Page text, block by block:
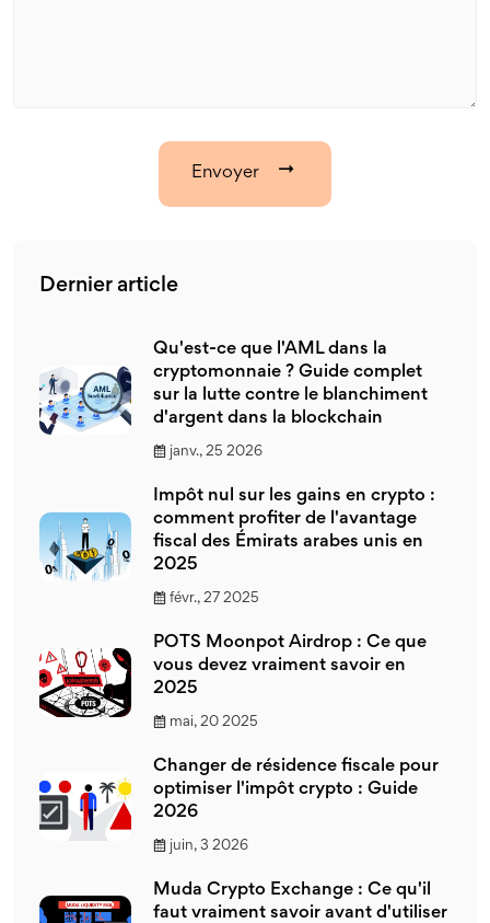
Envoyer
Dernier article
Qu'est-ce que l'AML dans la
cryptomonnaie ? Guide complet
sur la lutte contre le blanchiment
d'argent dans la blockchain
janv., 25 2026
Impôt nul sur les gains en crypto :
comment profiter de l'avantage
fiscal des Émirats arabes unis en
2025
févr., 27 2025
POTS Moonpot Airdrop : Ce que
vous devez vraiment savoir en
2025
mai, 20 2025
Changer de résidence fiscale pour
optimiser l'impôt crypto : Guide
2026
juin, 3 2026
Muda Crypto Exchange : Ce qu'il
faut vraiment savoir avant d'utiliser